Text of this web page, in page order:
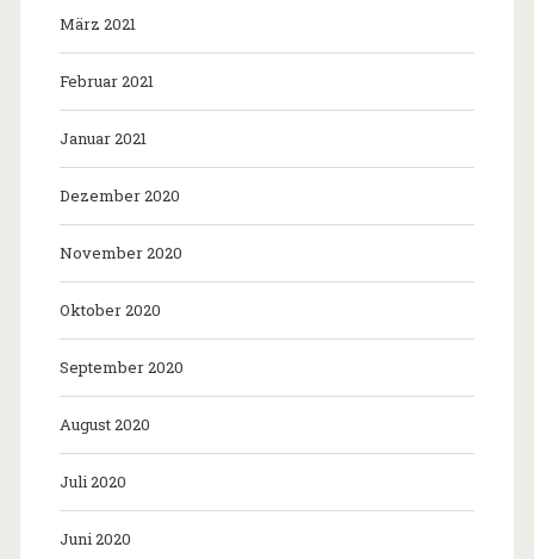
März 2021
Februar 2021
Januar 2021
Dezember 2020
November 2020
Oktober 2020
September 2020
August 2020
Juli 2020
Juni 2020